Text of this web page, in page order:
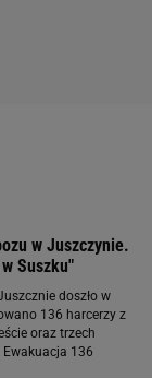
w Juszczynie.
Suszku"
doszło w
136 harcerzy z
oraz trzech
136